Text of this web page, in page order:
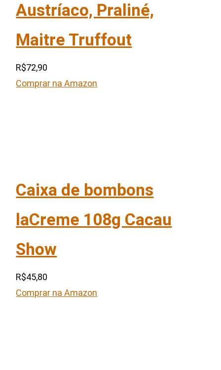
Austríaco, Praliné,
Maitre Truffout
R$72,90
Comprar na Amazon
Caixa de bombons
laCreme 108g Cacau
Show
R$45,80
Comprar na Amazon